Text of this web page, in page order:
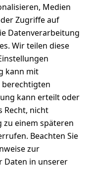
Medien
Zugriffe auf
Datenverarbeitung
Wir teilen diese
kann mit
kann erteilt oder
Recht, nicht
einem späteren
Beachten Sie
zur
Daten in unserer
Versanddie
nstleister
Post